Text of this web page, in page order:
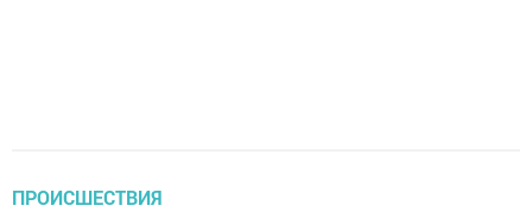
ПРОИСШЕСТВИЯ